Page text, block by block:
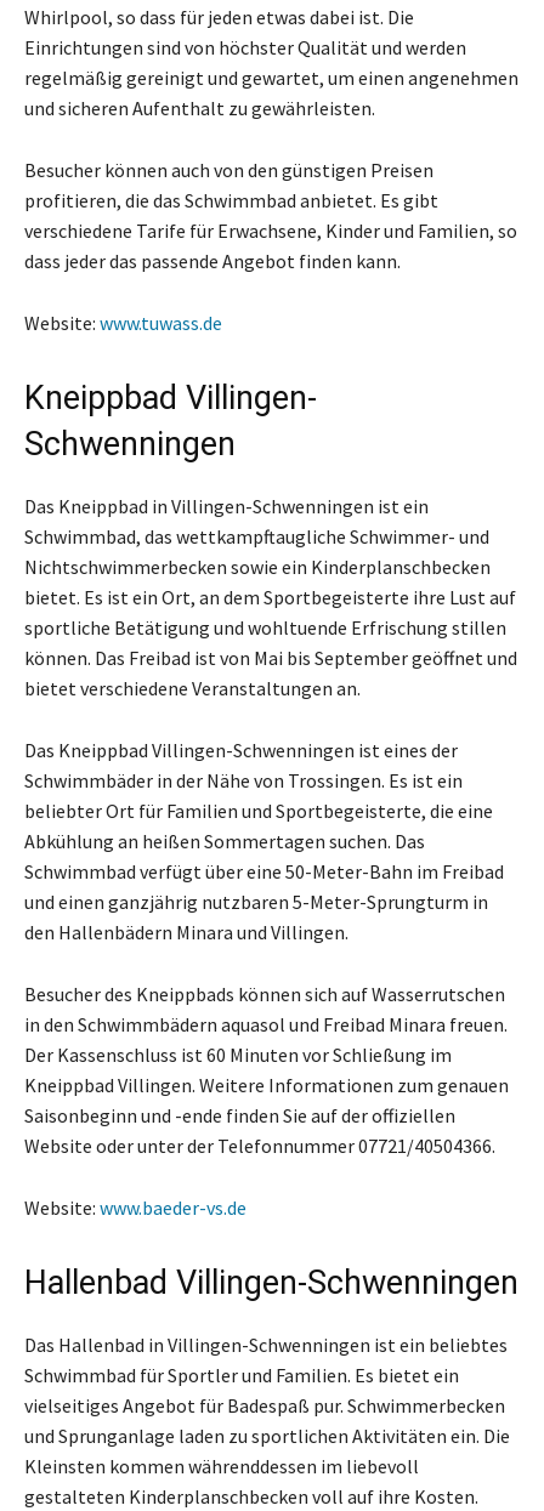
Whirlpool, so dass für jeden etwas dabei ist. Die
Einrichtungen sind von höchster Qualität und werden
regelmäßig gereinigt und gewartet, um einen angenehmen
und sicheren Aufenthalt zu gewährleisten.
Besucher können auch von den günstigen Preisen
profitieren, die das Schwimmbad anbietet. Es gibt
verschiedene Tarife für Erwachsene, Kinder und Familien, so
dass jeder das passende Angebot finden kann.
Website: www.tuwass.de
Kneippbad Villingen-
Schwenningen
Das Kneippbad in Villingen-Schwenningen ist ein
Schwimmbad, das wettkampftaugliche Schwimmer- und
Nichtschwimmerbecken sowie ein Kinderplanschbecken
bietet. Es ist ein Ort, an dem Sportbegeisterte ihre Lust auf
sportliche Betätigung und wohltuende Erfrischung stillen
können. Das Freibad ist von Mai bis September geöffnet und
bietet verschiedene Veranstaltungen an.
Das Kneippbad Villingen-Schwenningen ist eines der
Schwimmbäder in der Nähe von Trossingen. Es ist ein
beliebter Ort für Familien und Sportbegeisterte, die eine
Abkühlung an heißen Sommertagen suchen. Das
Schwimmbad verfügt über eine 50-Meter-Bahn im Freibad
und einen ganzjährig nutzbaren 5-Meter-Sprungturm in
den Hallenbädern Minara und Villingen.
Besucher des Kneippbads können sich auf Wasserrutschen
in den Schwimmbädern aquasol und Freibad Minara freuen.
Der Kassenschluss ist 60 Minuten vor Schließung im
Kneippbad Villingen. Weitere Informationen zum genauen
Saisonbeginn und -ende finden Sie auf der offiziellen
Website oder unter der Telefonnummer 07721/40504366.
Website: www.baeder-vs.de
Hallenbad Villingen-Schwenningen
Das Hallenbad in Villingen-Schwenningen ist ein beliebtes
Schwimmbad für Sportler und Familien. Es bietet ein
vielseitiges Angebot für Badespaß pur. Schwimmerbecken
und Sprunganlage laden zu sportlichen Aktivitäten ein. Die
Kleinsten kommen währenddessen im liebevoll
gestalteten Kinderplanschbecken voll auf ihre Kosten.